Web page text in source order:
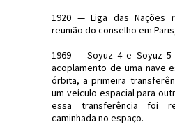
1920 — Liga das Nações
reunião do conselho em
1969 — Soyuz 4 e Soyuz 5
acoplamento de uma nave
órbita, a primeira
um veículo espacial para
essa transferência foi
caminhada no espaço.